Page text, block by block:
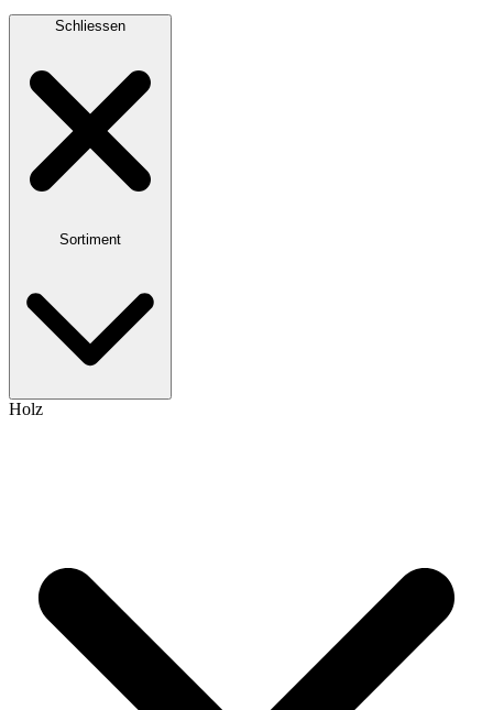
Schliessen
Sortiment
Holz